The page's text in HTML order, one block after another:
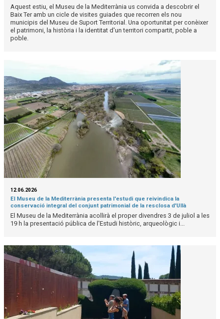
Aquest estiu, el Museu de la Mediterrània us convida a descobrir el
Baix Ter amb un cicle de visites guiades que recorren els nou
municipis del Museu de Suport Territorial. Una oportunitat per conèixer
el patrimoni, la història i la identitat d'un territori compartit, poble a
poble.
12.06.2026
El Museu de la Mediterrània presenta l'estudi que reivindica la
conservació integral del conjunt patrimonial de la resclosa d'Ullà
El Museu de la Mediterrània acollirà el proper divendres 3 de juliol a les
19 h la presentació pública de l'Estudi històric, arqueològic i...